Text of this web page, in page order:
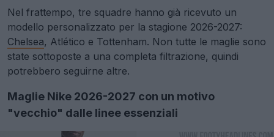
Nel frattempo, tre squadre hanno già ricevuto un
modello personalizzato per la stagione 2026-2027:
Chelsea, Atlético e Tottenham. Non tutte le maglie sono
state sottoposte a una completa filtrazione, quindi
potrebbero seguirne altre.
Maglie Nike 2026-2027 con un motivo
"vecchio" dalle linee essenziali